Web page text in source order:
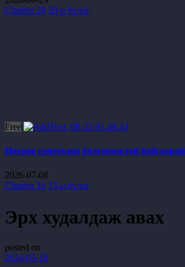
Chapter 29 28-р бүлэг
Free
Нөхрөө сонгохдоо болгоомжтой байгаарай
2026-07-08
Chapter 16 15-р бүлэг
Эрх худалдаж авах
posted on
2024-05-18